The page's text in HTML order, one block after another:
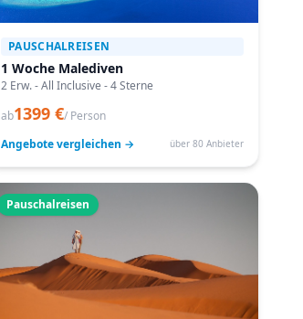
PAUSCHALREISEN
1 Woche Malediven
2 Erw. - All Inclusive - 4 Sterne
ab1399 €/ Person
Angebote vergleichen →
über 80 Anbieter
Pauschalreisen